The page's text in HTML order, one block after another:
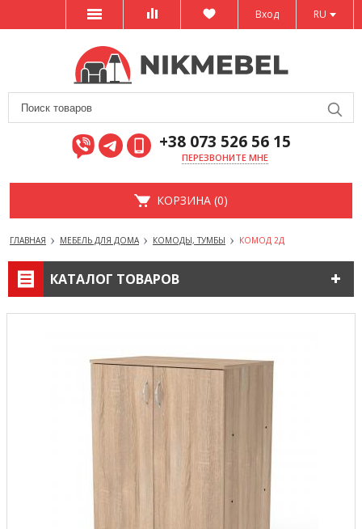
RU
Вход
+38 073 526 56 15
ПЕРЕЗВОНИТЕ МНЕ
КОРЗИНА (0)
ГЛАВНАЯ МЕБЕЛЬ ДЛЯ ДОМА КОМОДЫ, ТУМБЫ КОМОД 2Д
КАТАЛОГ ТОВАРОВ